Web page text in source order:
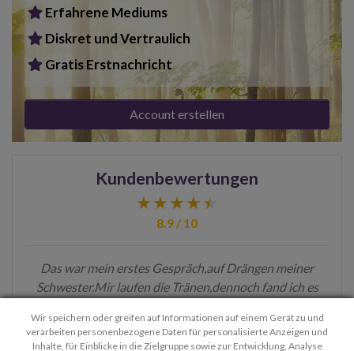
Erfahrene Mediums
Diskret und Vertraulich
Gratis Erstnachricht
Account erstellen
Kundenbewertungen
8.9 / 10
Das war mein erstes Gespräch,auf Drängen meiner
Schwester.Mir laufen die Tränen,dennoch fand ich es
> Weitere Bewertungen lesen
Wir speichern oder greifen auf Informationen auf einem Gerät zu und
verarbeiten personenbezogene Daten für personalisierte Anzeigen und
Inhalte, für Einblicke in die Zielgruppe sowie zur Entwicklung, Analyse